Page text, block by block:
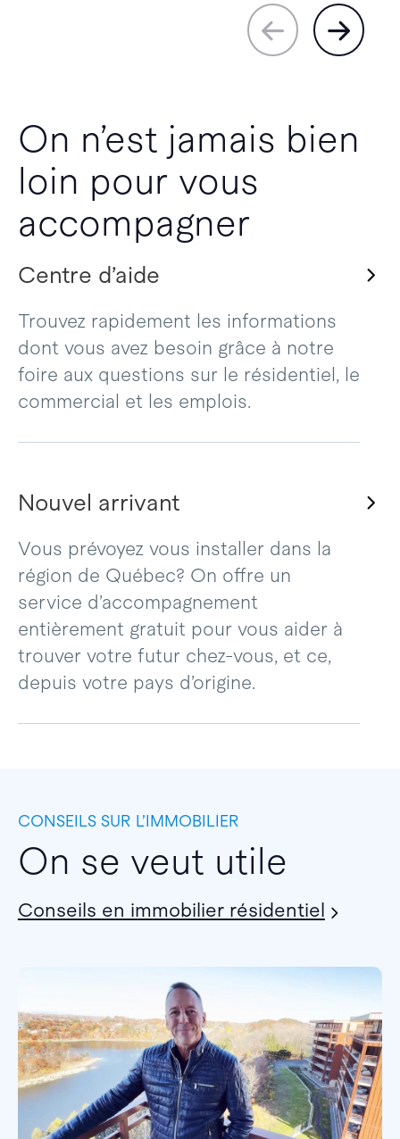
On n’est jamais bien
loin pour vous
accompagner
Centre d’aide
Trouvez rapidement les informations
dont vous avez besoin grâce à notre
foire aux questions sur le résidentiel, le
commercial et les emplois.
Nouvel arrivant
Vous prévoyez vous installer dans la
région de Québec? On offre un
service d’accompagnement
entièrement gratuit pour vous aider à
trouver votre futur chez-vous, et ce,
depuis votre pays d’origine.
CONSEILS SUR L’IMMOBILIER
On se veut utile
Conseils en immobilier résidentiel